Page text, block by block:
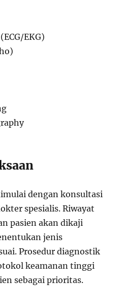
EKG)
dengan konsultasi
spesialis. Riwayat
pasien akan dikaji
jenis
Prosedur diagnostik
keamanan tinggi
sebagai prioritas.